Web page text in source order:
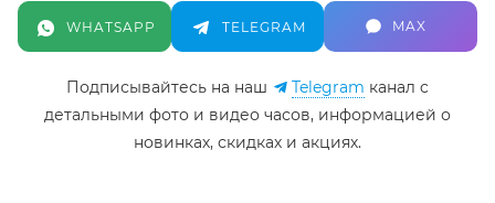
WHATSAPP TELEGRAM MAX
Подписывайтесь на наш Telegram канал c
детальными фото и видео часов, информацией о
новинках, скидках и акциях.